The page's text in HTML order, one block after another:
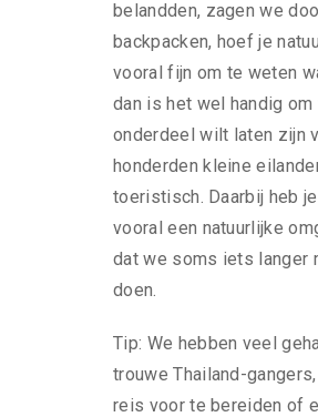
belandden, zagen we
backpacken, hoef je
vooral fijn om te weten
dan is het wel handig
onderdeel wilt laten zijn
honderden kleine
toeristisch. Daarbij heb
vooral een natuurlijke
dat we soms iets langer
doen.
Tip: We hebben veel
trouwe Thailand-
reis voor te bereiden of